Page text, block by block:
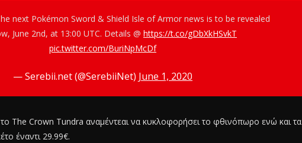
next Pokémon Sword & Shield Isle of Armor news is to be revealed
June 2nd, at 13:00 UTC. Details @ https://t.co/gDbXkHSvkT
pic.twitter.com/BuriNpMcDf
— Serebii.net (@SerebiiNet) June 1, 2020
The Crown Tundra αναμέντεαι να κυκλοφορήσει το φθινόπωρο ενώ και τα
έναντι 29.99€.